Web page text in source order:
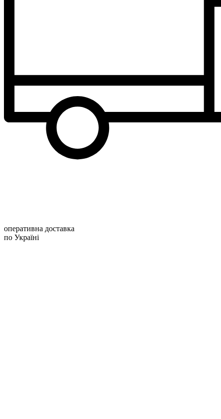
Совместимость
идеально подходит для использования в цифровых фото- и
видеокамерах
Speed may vary due to host hardware, software and usage
оперативна доставка
по Україні